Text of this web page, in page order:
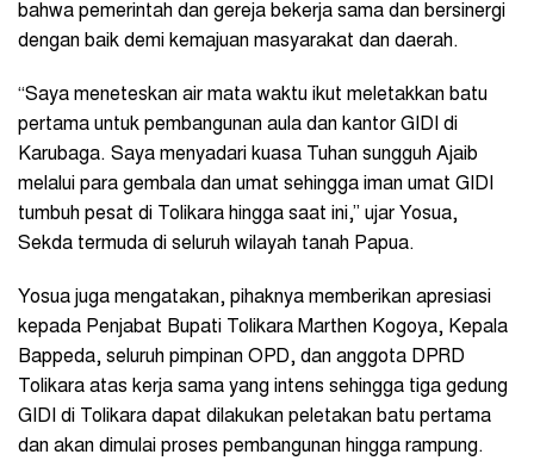
bahwa pemerintah dan gereja bekerja sama dan bersinergi
dengan baik demi kemajuan masyarakat dan daerah.
“Saya meneteskan air mata waktu ikut meletakkan batu
pertama untuk pembangunan aula dan kantor GIDI di
Karubaga. Saya menyadari kuasa Tuhan sungguh Ajaib
melalui para gembala dan umat sehingga iman umat GIDI
tumbuh pesat di Tolikara hingga saat ini,” ujar Yosua,
Sekda termuda di seluruh wilayah tanah Papua.
Yosua juga mengatakan, pihaknya memberikan apresiasi
kepada Penjabat Bupati Tolikara Marthen Kogoya, Kepala
Bappeda, seluruh pimpinan OPD, dan anggota DPRD
Tolikara atas kerja sama yang intens sehingga tiga gedung
GIDI di Tolikara dapat dilakukan peletakan batu pertama
dan akan dimulai proses pembangunan hingga rampung.